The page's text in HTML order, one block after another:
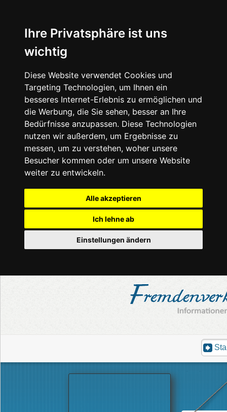
Ihre Privatsphäre ist uns
wichtig
Diese Website verwendet Cookies und
Targeting Technologien, um Ihnen ein
besseres Internet-Erlebnis zu ermöglichen und
die Werbung, die Sie sehen, besser an Ihre
Bedürfnisse anzupassen. Diese Technologien
nutzen wir außerdem, um Ergebnisse zu
messen, um zu verstehen, woher unsere
Besucher kommen oder um unsere Website
weiter zu entwickeln.
Alle akzeptieren
Ich lehne ab
Einstellungen ändern